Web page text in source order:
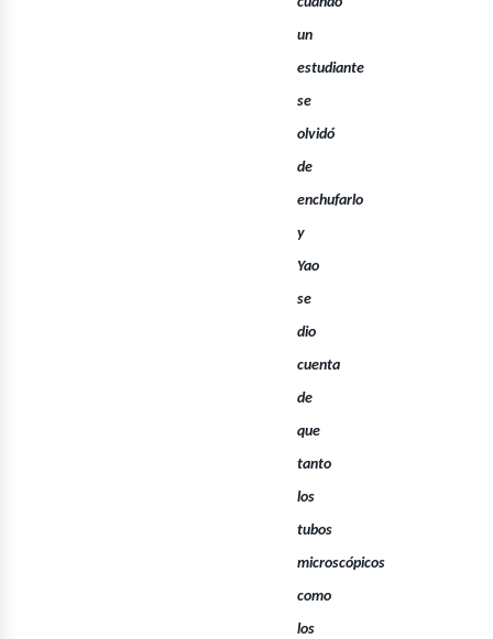
un
estudiante
se
olvidó
de
enchufarlo
y
Yao
se
dio
cuenta
de
que
tanto
los
tubos
microscópicos
como
los